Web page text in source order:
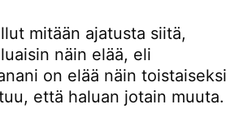
mitään ajatusta siitä,
näin elää, eli
on elää näin toistaiseksi
että haluan jotain muuta.